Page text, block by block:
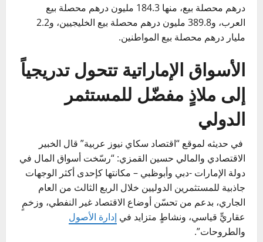
درهم محصلة بيع، منها 184.3 مليون درهم محصلة بيع
العرب، و389.8 مليون درهم محصلة بيع الخليجيين، و2.2
مليار درهم محصلة بيع المواطنين.
الأسواق الإماراتية تتحول تدريجياً
إلى ملاذٍ مفضّل للمستثمر
الدولي
في حديثه لموقع “اقتصاد سكاي نيوز عربية” قال الخبير
الاقتصادي والمالي حسين القمزي: “رسّخت أسواق المال في
دولة الإمارات -دبي وأبوظبي – مكانتها كإحدى أكثر الوجهات
جاذبية للمستثمرين الدوليين خلال الربع الثالث من العام
الجاري، بدعم من تحسّن أوضاع الاقتصاد غير النفطي، وزخمٍ
عقاريٍّ قياسي، ونشاطٍ متزايد في إدارة الأصول
والطروحات”.